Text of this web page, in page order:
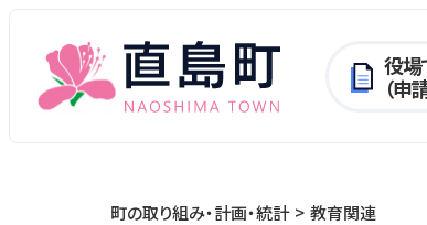
役場
（申
町の取り組み・計画・統計 教育関連